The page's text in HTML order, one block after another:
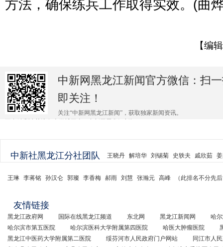
方法，确保练兵工作取得实效。(曲
【编
中新网黑龙江新闻官方微信：扫
即关注！
关注“中新网黑龙江新闻”，获取独家新闻资讯。
中新社黑龙江分社团队 王晓丹 解培华 刘锡菊 史轶夫 戚欣茹
王琳 李蒋铭 孙汉仑 郭璨 李香梅 郝雨 刘慧 张瀚元 高峰 （此排名不分先
友情链接
黑龙江政府网 国际在线黑龙江频道 东北网 黑龙江新闻网
哈
哈尔滨市第五医院
哈尔滨医科大学附属第四医院 哈医大肿瘤医院
黑龙江中医药大学附属第二医院
绥芬河市人民政府门户网站
同江市人